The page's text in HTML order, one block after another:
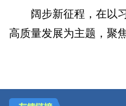
阔步新征程，在以
高质量发展为主题，聚